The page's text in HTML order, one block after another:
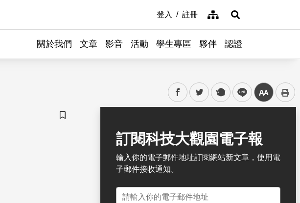
登入 註冊 網站導覽展開搜尋
關於我們 文章 影音 活動 學生專區 夥伴 認證
facebooktwitter plurk line 中
儲存書籤
訂閱科技大觀園電子報
輸入你的電子郵件地址訂閱網站新文章，使用電
子郵件接收通知。
電子郵件地址